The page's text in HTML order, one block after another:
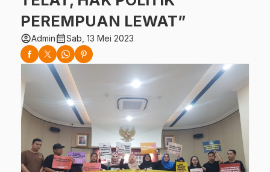
PEREMPUAN LEWAT”
account_circleAdmincalendar_monthSab, 13 Mei 2023